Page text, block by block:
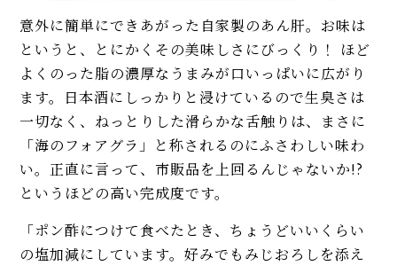
意外に簡単にできあがった自家製のあん肝。お味は
というと、とにかくその美味しさにびっくり！ ほど
よくのった脂の濃厚なうまみが口いっぱいに広がり
ます。日本酒にしっかりと浸けているので生臭さは
一切なく、ねっとりした滑らかな舌触りは、まさに
「海のフォアグラ」と称されるのにふさわしい味わ
い。正直に言って、市販品を上回るんじゃないか!?
というほどの高い完成度です。
「ポン酢につけて食べたとき、ちょうどいいくらい
の塩加減にしています。好みでもみじおろしを添え